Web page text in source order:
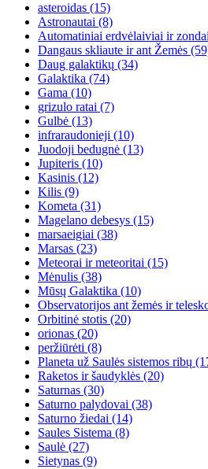
asteroidas (15)
Astronautai (8)
Automatiniai erdvėlaiviai ir zondai
Dangaus skliaute ir ant Žemės
Daug galaktikų (34)
Galaktika (74)
Gama (10)
grizulo ratai (7)
Gulbė (13)
infraraudonieji (10)
Juodoji bedugnė (13)
Jupiteris (10)
Kasinis (12)
Kilis (9)
Kometa (31)
Magelano debesys (15)
marsaeigiai (38)
Marsas (23)
Meteorai ir meteoritai (15)
Mėnulis (38)
Mūsų Galaktika (10)
Observatorijos ant žemės ir
Orbitinė stotis (20)
orionas (20)
peržiūrėti (8)
Planeta už Saulės sistemos ribų
Raketos ir šaudyklės (20)
Saturnas (30)
Saturno palydovai (38)
Saturno žiedai (14)
Saules Sistema (8)
Saulė (27)
Sietynas (9)